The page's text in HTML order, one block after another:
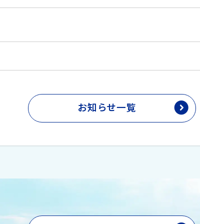
お知らせ一覧